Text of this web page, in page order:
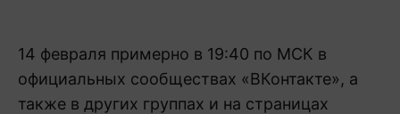
14 февраля примерно в 19:40 по МСК в
официальных сообществах «ВКонтакте», а
также в других группах и на страницах